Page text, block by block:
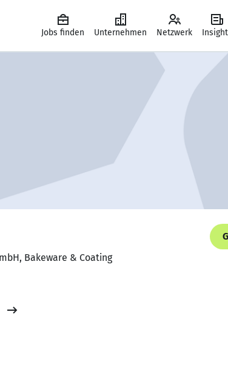
Jobs finden Unternehmen Netzwerk
Bakeware & Coating